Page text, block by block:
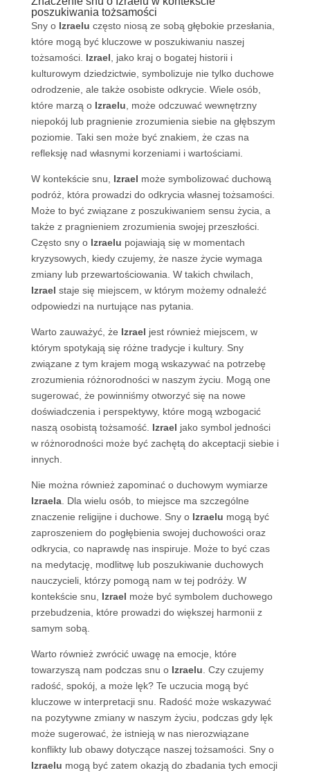
poszukiwania tożsamości
Sny o Izraelu często niosą ze sobą głębokie przesłania,
które mogą być kluczowe w poszukiwaniu naszej
tożsamości. Izrael , jako kraj o bogatej historii i
kulturowym dziedzictwie, symbolizuje nie tylko duchowe
odrodzenie, ale także osobiste odkrycie. Wiele osób,
które marzą o Izraelu , może odczuwać wewnętrzny
niepokój lub pragnienie zrozumienia siebie na głębszym
poziomie. Taki sen może być znakiem, że czas na
refleksję nad własnymi korzeniami i wartościami.
W kontekście snu, Izrael może symbolizować duchową
podróż, która prowadzi do odkrycia własnej tożsamości.
Może to być związane z poszukiwaniem sensu życia, a
także z pragnieniem zrozumienia swojej przeszłości.
Często sny o Izraelu pojawiają się w momentach
kryzysowych, kiedy czujemy, że nasze życie wymaga
zmiany lub przewartościowania. W takich chwilach,
Izrael staje się miejscem, w którym możemy odnaleźć
odpowiedzi na nurtujące nas pytania.
Warto zauważyć, że Izrael jest również miejscem, w
którym spotykają się różne tradycje i kultury. Sny
związane z tym krajem mogą wskazywać na potrzebę
zrozumienia różnorodności w naszym życiu. Mogą one
sugerować, że powinniśmy otworzyć się na nowe
doświadczenia i perspektywy, które mogą wzbogacić
naszą osobistą tożsamość. Izrael jako symbol jedności
w różnorodności może być zachętą do akceptacji siebie i
innych.
Nie można również zapominać o duchowym wymiarze
Izraela. Dla wielu osób, to miejsce ma szczególne
znaczenie religijne i duchowe. Sny o Izraelu mogą być
zaproszeniem do pogłębienia swojej duchowości oraz
odkrycia, co naprawdę nas inspiruje. Może to być czas
na medytację, modlitwę lub poszukiwanie duchowych
nauczycieli, którzy pomogą nam w tej podróży. W
kontekście snu, Izrael może być symbolem duchowego
przebudzenia, które prowadzi do większej harmonii z
samym sobą.
Warto również zwrócić uwagę na emocje, które
towarzyszą nam podczas snu o Izraelu . Czy czujemy
radość, spokój, a może lęk? Te uczucia mogą być
kluczowe w interpretacji snu. Radość może wskazywać
na pozytywne zmiany w naszym życiu, podczas gdy lęk
może sugerować, że istnieją w nas nierozwiązane
konflikty lub obawy dotyczące naszej tożsamości. Sny o
Izraelu mogą być zatem okazją do zbadania tych emocji